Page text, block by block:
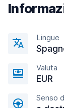
Lingue
Valuta
EUR
Senso